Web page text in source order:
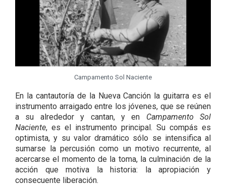
Campamento Sol Naciente
En la cantautoría de la Nueva Canción la guitarra es el
instrumento arraigado entre los jóvenes, que se reúnen
a su alrededor y cantan, y en Campamento Sol
Naciente, es el instrumento principal. Su compás es
optimista, y su valor dramático sólo se intensifica al
sumarse la percusión como un motivo recurrente, al
acercarse el momento de la toma, la culminación de la
acción que motiva la historia: la apropiación y
consecuente liberación.